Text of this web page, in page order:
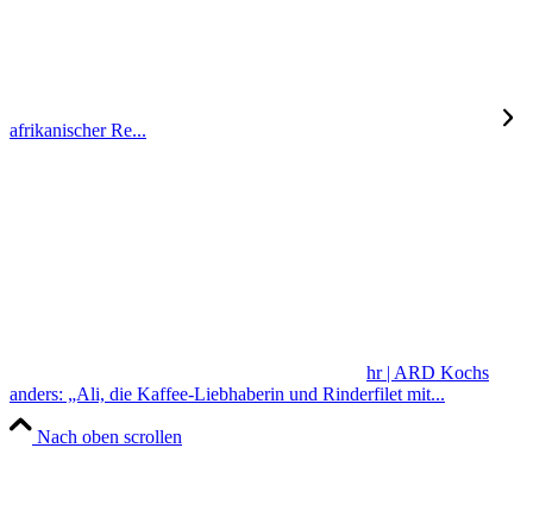
afrikanischer Re...
hr | ARD Kochs
anders: „Ali, die Kaffee-Liebhaberin und Rinderfilet mit...
Nach oben scrollen